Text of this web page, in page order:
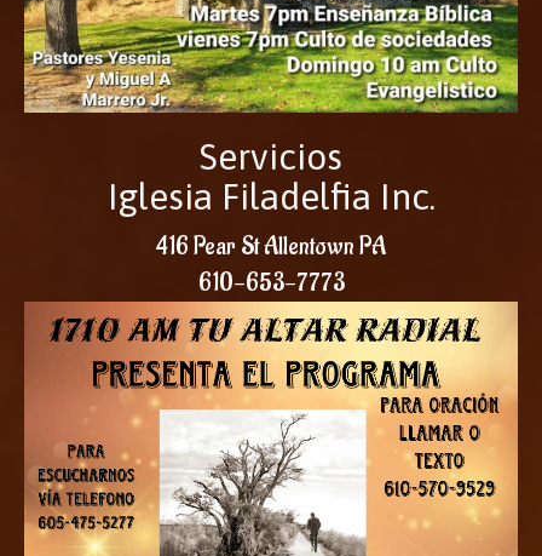
Servicios
Iglesia Filadelfia Inc.
416 Pear St Allentown PA
610-653-7773